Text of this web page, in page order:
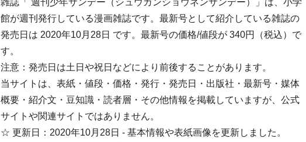
雑誌「 週刊少年サンデー（シュウカンショウネンサンデー）」は、小学
館が週刊発行している漫画雑誌です。最新号として紹介している雑誌の
発売日は 2020年10月28日 です。最新号の価格/値段が 340円（税込）で
す。
注意：発売日は土日や祝日などにより前後することがあります。
当サイトは、表紙・値段・価格・発行・発売日・出版社・最新号・媒体
概要・紹介文・豆知識・読者層・その他情報を掲載していますが、公式
サイトや関連サイトではありません。
☆ 更新日： 2020年10月28日 - 基本情報や表紙画像を更新しました。